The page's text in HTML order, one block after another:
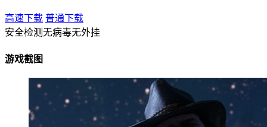
高速下载 普通下载
安全检测无病毒无外挂
游戏截图